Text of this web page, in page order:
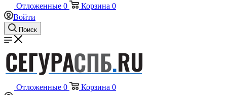
Отложенные 0 Корзина 0
Войти
Поиск
Отложенные 0 Корзина 0